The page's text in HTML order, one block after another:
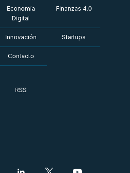
Economía
Digital
Finanzas 4.0
Innovación Startups
Contacto
RSS